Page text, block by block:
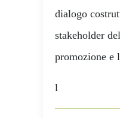
dialogo
stakeholder
promozione e
l